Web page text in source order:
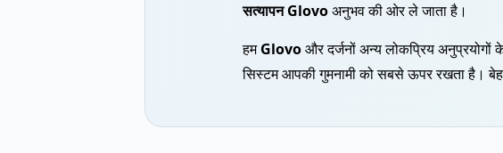
सत्यापन Glovoअनुभव की ओर ले जाता है।
हमGlovoऔर दर्जनों अन्य लोकप्रिय अनुप्रयोगों
सिस्टम आपकी गुमनामी को सबसे ऊपर रखता है।